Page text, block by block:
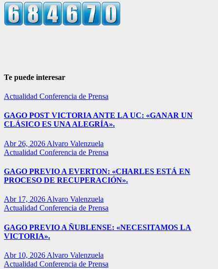
Te puede interesar
Actualidad Conferencia de Prensa
GAGO POST VICTORIA ANTE LA UC: «GANAR UN
CLÁSICO ES UNA ALEGRÍA».
Abr 26, 2026 Alvaro Valenzuela
Actualidad Conferencia de Prensa
GAGO PREVIO A EVERTON: «CHARLES ESTÁ EN
PROCESO DE RECUPERACIÓN».
Abr 17, 2026 Alvaro Valenzuela
Actualidad Conferencia de Prensa
GAGO PREVIO A ÑUBLENSE: «NECESITAMOS LA
VICTORIA».
Abr 10, 2026 Alvaro Valenzuela
Actualidad Conferencia de Prensa